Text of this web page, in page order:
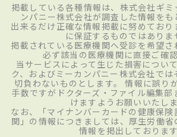
掲載している各種情報は、株式会社ギミ
ンパニー株式会社が調査した情報をも
出来るだけ正確な情報掲載に努めており
に保証するものではありま
掲載されている医療機関へ受診を希望さ
必ず該当の医療機関に直接ご確認
当サービスによって生じた損害につい
ク、およびミーカンパニー株式会社で
切負わないものとします。 情報に誤り
手数ですがドクターズ・ファイル編集部
けますようお願いいたしま
なお、「マイナンバーカードの健康保険
関」の情報につきましては、厚生労働省
情報を掲出しております